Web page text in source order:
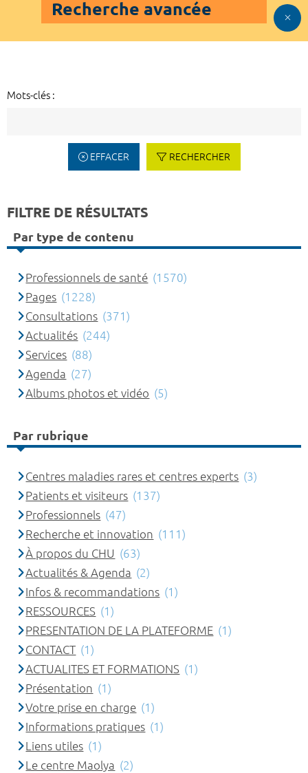
Recherche avancée
Mots-clés :
EFFACER RECHERCHER
FILTRE DE RÉSULTATS
Par type de contenu
Professionnels de santé (1570)
Pages (1228)
Consultations (371)
Actualités (244)
Services (88)
Agenda (27)
Albums photos et vidéo (5)
Par rubrique
Centres maladies rares et centres experts (3)
Patients et visiteurs (137)
Professionnels (47)
Recherche et innovation (111)
À propos du CHU (63)
Actualités & Agenda (2)
Infos & recommandations (1)
RESSOURCES (1)
PRESENTATION DE LA PLATEFORME (1)
CONTACT (1)
ACTUALITES ET FORMATIONS (1)
Présentation (1)
Votre prise en charge (1)
Informations pratiques (1)
Liens utiles (1)
Le centre Maolya (2)